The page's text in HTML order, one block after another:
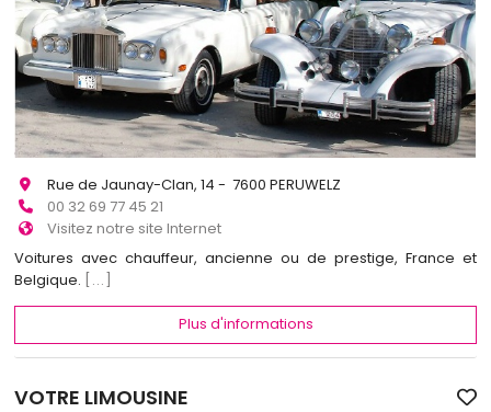
Rue de Jaunay-Clan, 14 - 7600 PERUWELZ
00 32 69 77 45 21
Visitez notre site Internet
Voitures avec chauffeur, ancienne ou de prestige, France et
Belgique. [...]
Plus d'informations
VOTRE LIMOUSINE